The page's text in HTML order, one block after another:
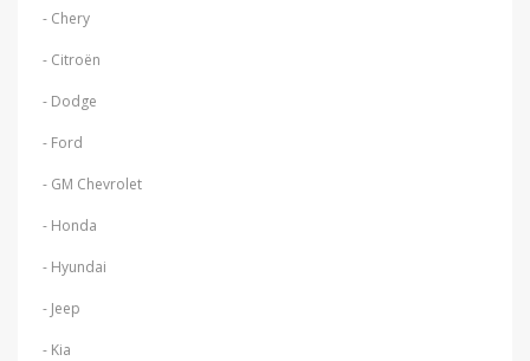
- Chery
- Citroën
- Dodge
- Ford
- GM Chevrolet
- Honda
- Hyundai
- Jeep
- Kia